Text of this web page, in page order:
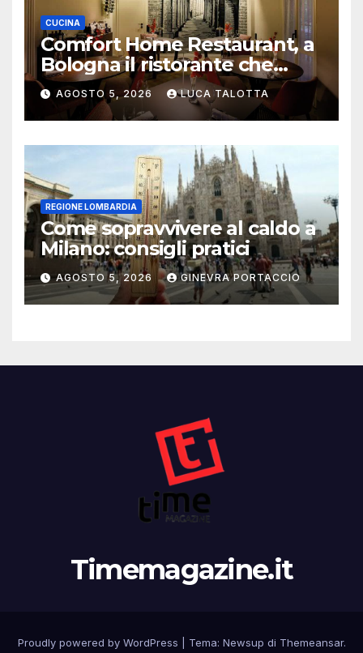
CUCINA
Comfort Home Restaurant, a
Bologna il ristorante che
trasforma l’ospitalità in
un’esperienza di casa
AGOSTO 5, 2026 LUCA TALOTTA
REGIONE LOMBARDIA
Come sopravvivere al caldo a
Milano: consigli pratici
AGOSTO 5, 2026 GINEVRA PORTACCIO
Timemagazine.it
Proudly powered by WordPress Tema: Newsup di Themeansar.